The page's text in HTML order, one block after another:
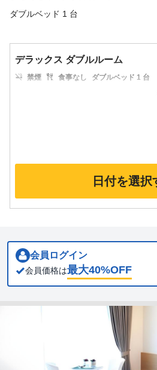
ダブルベッド 1 台
デラックス ダブルルーム
禁煙 食事なし
ダブルベッド 1 台
日付を選択
会員ログイン
会員価格は最大40%OFF